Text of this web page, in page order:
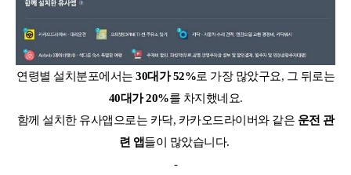
연령별 설치분포에서는 30대가 52%로 가장 많았구요, 그 뒤로는
40대가 20%를 차지했네요.
함께 설치한 유사앱으로는 카닥, 카카오드라이버와 같은 운전 관
련 앱들이 많았습니다.
-